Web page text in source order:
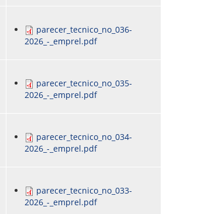
parecer_tecnico_no_036-
2026_-_emprel.pdf
parecer_tecnico_no_035-
2026_-_emprel.pdf
parecer_tecnico_no_034-
2026_-_emprel.pdf
parecer_tecnico_no_033-
2026_-_emprel.pdf